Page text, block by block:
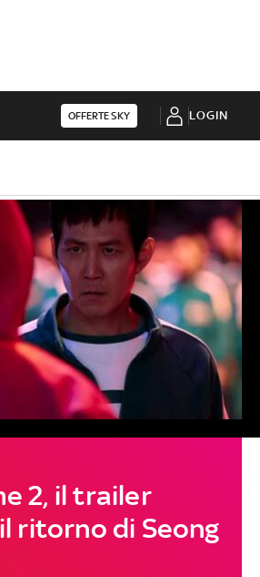
OFFERTE SKY LOGIN
2, il trailer
ritorno di Seong